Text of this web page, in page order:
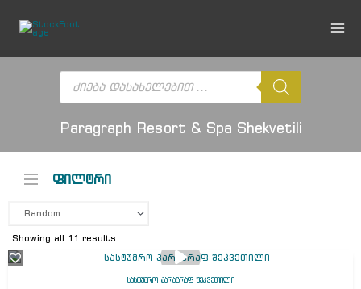
content
Products
search
Paragraph Resort & Spa Shekvetili
ფილტრი
Showing all 11 results
სასტუმრო პარაგრაფ შეკვეთილი